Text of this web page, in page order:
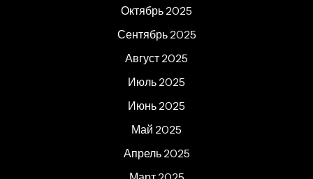
Октябрь 2025
Сентябрь 2025
Август 2025
Июль 2025
Июнь 2025
Май 2025
Апрель 2025